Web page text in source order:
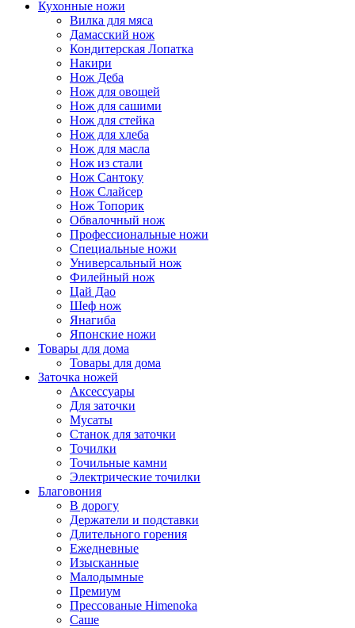
Кухонные ножи
Вилка для мяса
Дамасский нож
Кондитерская Лопатка
Накири
Нож Деба
Нож для овощей
Нож для сашими
Нож для стейка
Нож для хлеба
Нож для масла
Нож из стали
Нож Сантоку
Нож Слайсер
Нож Топорик
Обвалочный нож
Профессиональные ножи
Специальные ножи
Универсальный нож
Филейный нож
Цай Дао
Шеф нож
Янагиба
Японские ножи
Товары для дома
Товары для дома
Заточка ножей
Аксессуары
Для заточки
Мусаты
Станок для заточки
Точилки
Точильные камни
Электрические точилки
Благовония
В дорогу
Держатели и подставки
Длительного горения
Ежедневные
Изысканные
Малодымные
Премиум
Прессованые Himenoka
Саше